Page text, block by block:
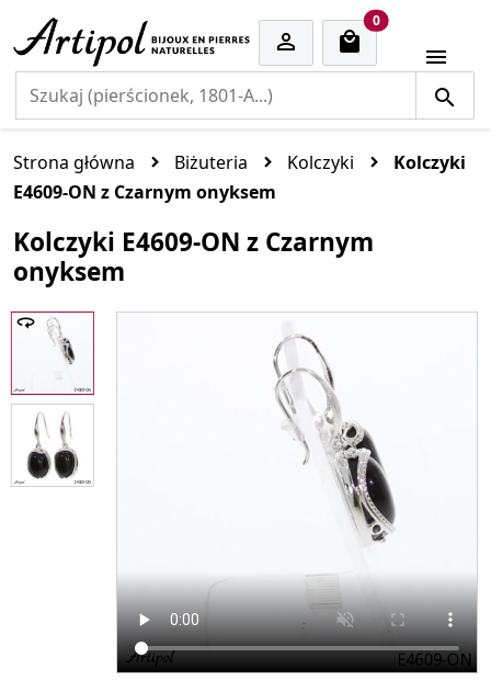

0cart items

Strona główna Biżuteria Kolczyki
Kolczyki
E4609-ON z Czarnym onyksem
Kolczyki E4609-ON z Czarnym
onyksem